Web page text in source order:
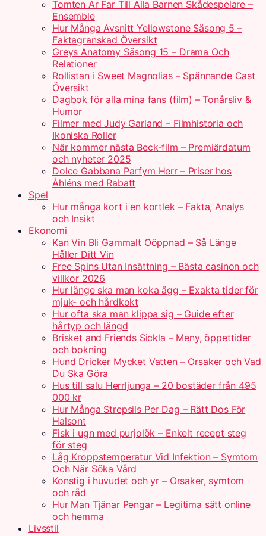
Tomten Är Far Till Alla Barnen Skådespelare –
Ensemble
Hur Många Avsnitt Yellowstone Säsong 5 –
Faktagranskad Översikt
Greys Anatomy Säsong 15 – Drama Och
Relationer
Rollistan i Sweet Magnolias – Spännande Cast
Översikt
Dagbok för alla mina fans (film) – Tonårsliv &
Humor
Filmer med Judy Garland – Filmhistoria och
Ikoniska Roller
När kommer nästa Beck-film – Premiärdatum
och nyheter 2025
Dolce Gabbana Parfym Herr – Priser hos
Åhléns med Rabatt
Spel
Hur många kort i en kortlek – Fakta, Analys
och Insikt
Ekonomi
Kan Vin Bli Gammalt Oöppnad – Så Länge
Håller Ditt Vin
Free Spins Utan Insättning – Bästa casinon och
villkor 2026
Hur länge ska man koka ägg – Exakta tider för
mjuk- och hårdkokt
Hur ofta ska man klippa sig – Guide efter
hårtyp och längd
Brisket and Friends Sickla – Meny, öppettider
och bokning
Hund Dricker Mycket Vatten – Orsaker och Vad
Du Ska Göra
Hus till salu Herrljunga – 20 bostäder från 495
000 kr
Hur Många Strepsils Per Dag – Rätt Dos För
Halsont
Fisk i ugn med purjolök – Enkelt recept steg
för steg
Låg Kroppstemperatur Vid Infektion – Symtom
Och När Söka Vård
Konstig i huvudet och yr – Orsaker, symtom
och råd
Hur Man Tjänar Pengar – Legitima sätt online
och hemma
Livsstil